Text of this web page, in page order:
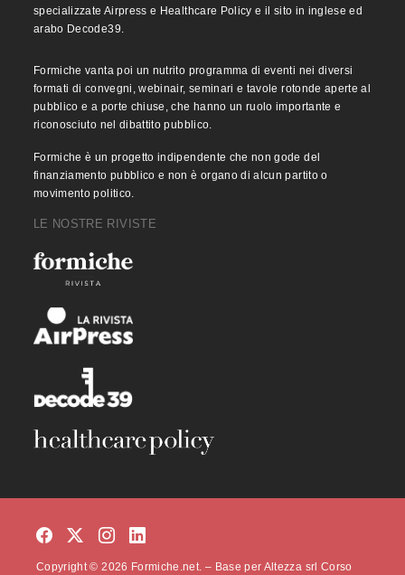
specializzate Airpress e Healthcare Policy e il sito in inglese ed
arabo Decode39.
Formiche vanta poi un nutrito programma di eventi nei diversi
formati di convegni, webinair, seminari e tavole rotonde aperte al
pubblico e a porte chiuse, che hanno un ruolo importante e
riconosciuto nel dibattito pubblico.
Formiche è un progetto indipendente che non gode del
finanziamento pubblico e non è organo di alcun partito o
movimento politico.
LE NOSTRE RIVISTE
Copyright © 2026 Formiche.net. – Base per Altezza srl Corso